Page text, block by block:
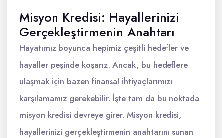
Misyon Kredisi: Hayallerinizi
Gerçekleştirmenin Anahtarı
Hayatımız boyunca hepimiz çeşitli hedefler ve
hayaller peşinde koşarız. Ancak, bu hedeflere
ulaşmak için bazen finansal ihtiyaçlarımızı
karşılamamız gerekebilir. İşte tam da bu noktada
misyon kredisi devreye girer. Misyon kredisi,
hayallerinizi gerçekleştirmenin anahtarını sunan